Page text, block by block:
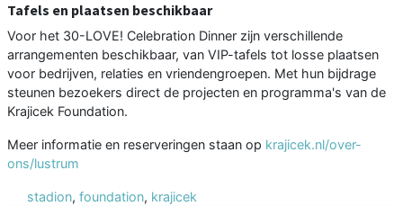
Tafels en plaatsen beschikbaar
Voor het 30-LOVE! Celebration Dinner zijn verschillende
arrangementen beschikbaar, van VIP-tafels tot losse plaatsen
voor bedrijven, relaties en vriendengroepen. Met hun bijdrage
steunen bezoekers direct de projecten en programma's van de
Krajicek Foundation.
Meer informatie en reserveringen staan op krajicek.nl/over-
ons/lustrum
stadion, foundation, krajicek